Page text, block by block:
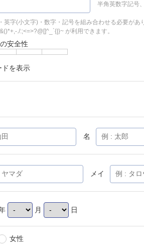
半角英数字記号
英字(小文字)・数字・記号を組み合わせる必要があ
./:;<=>?@[]^_`{|}~ が利用できます。
安全性
ドを表示
名
メイ
月 日
女性